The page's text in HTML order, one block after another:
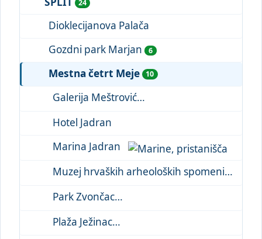
24
Dioklecijanova Palača
Gozdni park Marjan
6
Mestna četrt Meje 10
Galerija Meštrović
Hotel Jadran
Marina Jadran
Muzej hrvaških arheoloških spomenikov
Park Zvončac
Plaža Ježinac